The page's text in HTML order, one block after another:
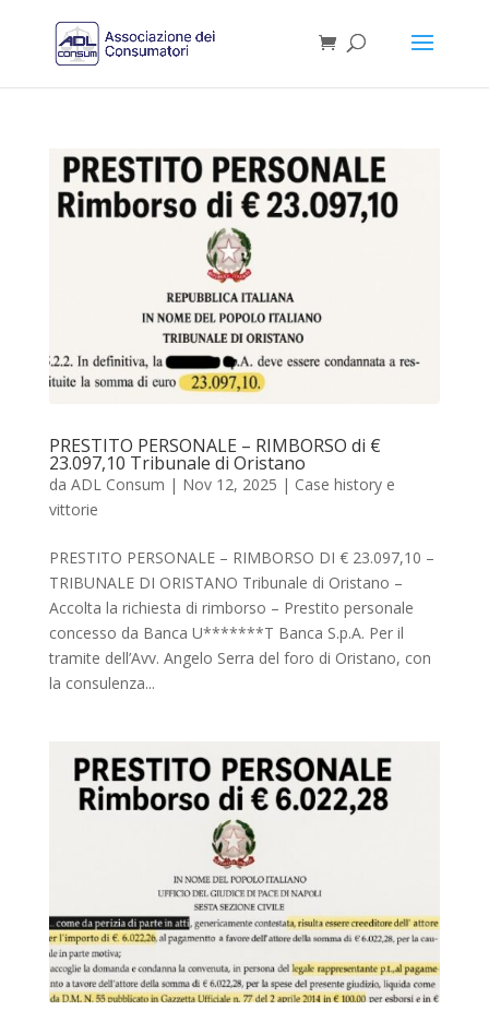
PRESTITO PERSONALE – RIMBORSO di €
23.097,10 Tribunale di Oristano
da ADL Consum | Nov 12, 2025 | Case history e
vittorie
PRESTITO PERSONALE – RIMBORSO DI € 23.097,10 –
TRIBUNALE DI ORISTANO Tribunale di Oristano –
Accolta la richiesta di rimborso – Prestito personale
concesso da Banca U*******T Banca S.p.A. Per il
tramite dell’Avv. Angelo Serra del foro di Oristano, con
la consulenza...